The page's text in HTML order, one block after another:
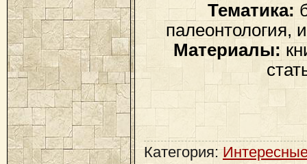
Тематика:
палеонтология,
Материалы:
Категория: